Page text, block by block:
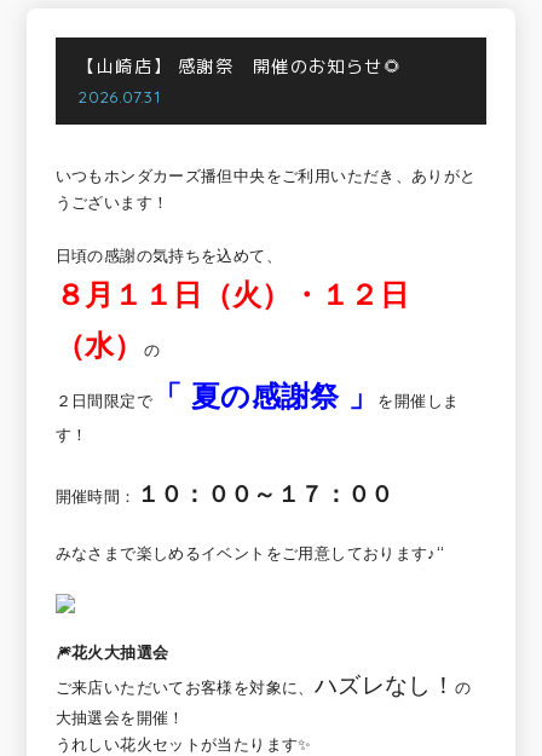
【山崎店】 感謝祭 開催のお知らせ🌻
2026.07.31
いつもホンダカーズ播但中央をご利用いただき、ありがと
うございます！
日頃の感謝の気持ちを込めて、
８月１１日（火）・１２日
（水）
の
２日間限定で「 夏の感謝祭 」
を開催しま
す！
開催時間： １０：００～１７：００
みなさまで楽しめるイベントをご用意しております♪‘‘
🎆花火大抽選会
ご来店いただいてお客様を対象に、 ハズレなし！の
大抽選会を開催！
うれしい花火セットが当たります✨